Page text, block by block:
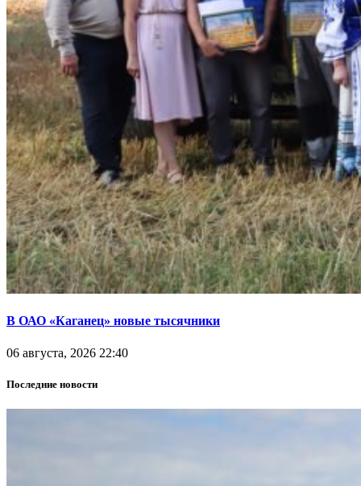
В ОАО «Каганец» новые тысячники
06 августа, 2026 22:40
Последние новости